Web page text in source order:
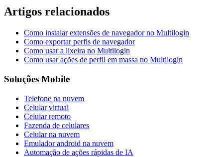
Artigos relacionados
Como instalar extensões de navegador no Multilogin
Como exportar perfis de navegador
Como usar a lixeira no Multilogin
Como usar ações de perfil em massa no Multilogin
Soluções Mobile
Telefone na nuvem
Celular virtual
Celular remoto
Fazenda de celulares
Celular na nuvem
Emulador android na nuvem
Automação de ações rápidas de IA